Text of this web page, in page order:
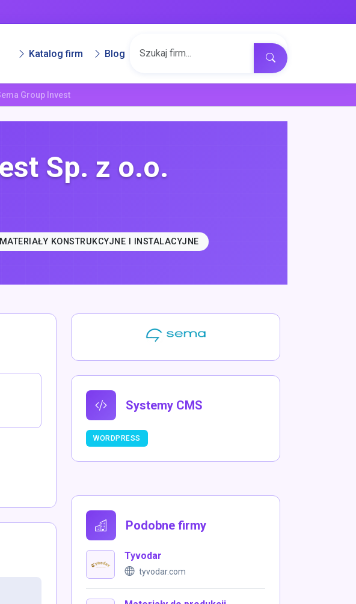
Katalog firm Blog
Group Invest
Sp. z o.o.
MATERIAŁY KONSTRUKCYJNE I INSTALACYJNE
Systemy CMS
WORDPRESS
Podobne firmy
Tyvodar
tyvodar.com